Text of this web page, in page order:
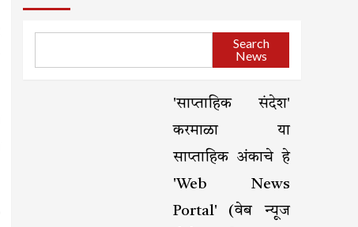
Search
News
'साप्ताहिक संदेश'
करमाळा या
साप्ताहिक अंकाचे हे
'Web News
Portal' (वेब न्यूज